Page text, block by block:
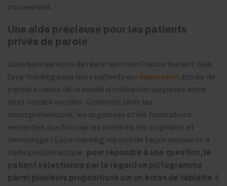
mouvement.
Une aide précieuse pour les patients
privés de parole
Quelques services de réanimation en France testent déjà
l’eye-tracking pour leurs patients en réanimation, privés de
parole à cause de la sonde d’intubation qui passe entre
leurs cordes vocales. Comment lever les
incompréhensions, les angoisses et les frustrations
ressenties à la fois par les patients, les soignants et
l’entourage ? L’eye-tracking répond de façon innovante à
cette problématique : pour répondre à une question, le
patient sélectionne par le regard un pictogramme
parmi plusieurs propositions sur un écran de tablette . Il